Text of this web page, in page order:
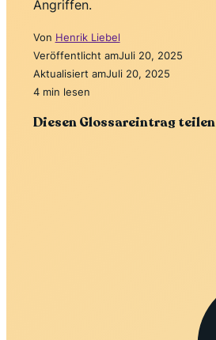
Angriffen.
Von Henrik Liebel
Veröffentlicht amJuli 20, 2025
Aktualisiert amJuli 20, 2025
4 min lesen
Diesen Glossareintrag teilen